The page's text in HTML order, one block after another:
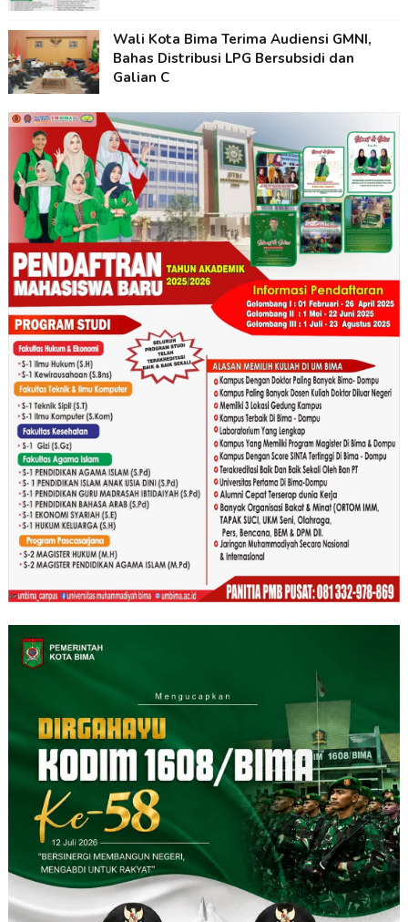
Wali Kota Bima Terima Audiensi GMNI,
Bahas Distribusi LPG Bersubsidi dan
Galian C